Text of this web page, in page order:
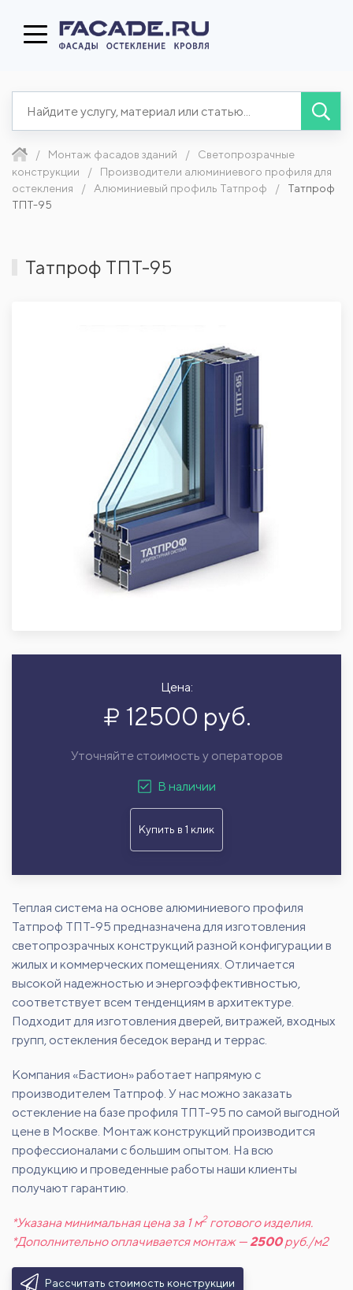
Монтаж фасадов зданий
Светопрозрачные
конструкции
Производители алюминиевого профиля для
остекления
Алюминиевый профиль Татпроф
Татпроф
ТПТ-95
Татпроф ТПТ-95
Цена:
12500 руб.
Уточняйте стоимость у операторов
В наличии
Купить в 1 клик
Теплая система на основе алюминиевого профиля
Татпроф ТПТ-95 предназначена для изготовления
светопрозрачных конструкций разной конфигурации в
жилых и коммерческих помещениях. Отличается
высокой надежностью и энергоэффективностью,
соответствует всем тенденциям в архитектуре.
Подходит для изготовления дверей, витражей, входных
групп, остекления беседок веранд и террас.
Компания «Бастион» работает напрямую с
производителем Татпроф. У нас можно заказать
остекление на базе профиля ТПТ-95 по самой выгодной
цене в Москве. Монтаж конструкций производится
профессионалами с большим опытом. На всю
продукцию и проведенные работы наши клиенты
получают гарантию.
*Указана минимальная цена за 1 м2готового изделия.
*Дополнительно оплачивается монтаж — 2500руб./м2
Рассчитать стоимость конструкции